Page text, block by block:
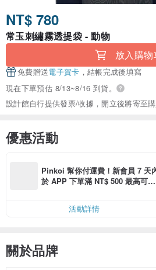
NT$ 780
常玉刺繡霧透提袋 - 動物
放入購物
免費贈送電子賀卡 ，結帳完成後填寫
現在下單預估 8/13~8/16 到貨。
設計館自行提供發票/收據，開立後將寄至
優惠活動
Pinkoi 幫你付運費！新會員 7 天
於 APP 下單滿 NT$ 500 最高可折
活動詳情
關於品牌